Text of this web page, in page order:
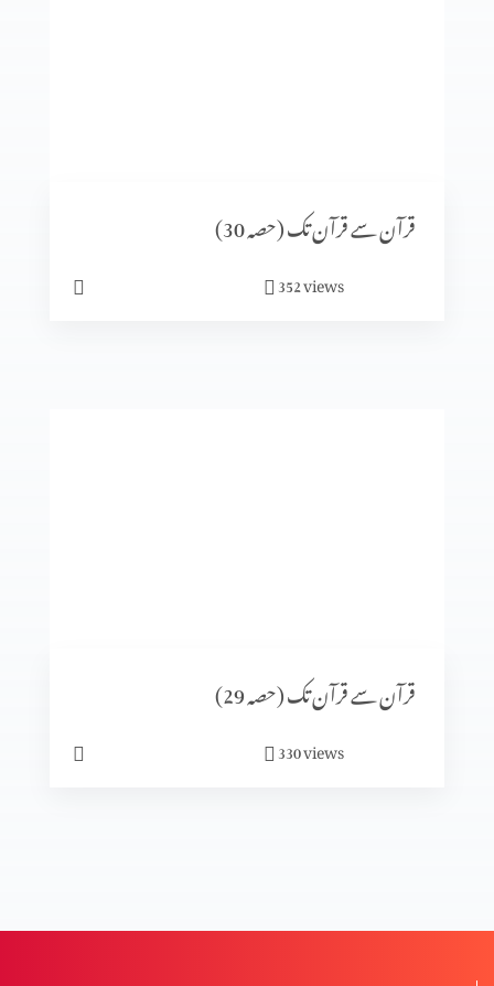
قرآن سے قرآن تک (حصہ10)
قرآن سے قرآن تک (حصہ 6)
مسلہ حلال اور حرام (حصہ 8)
قرآن سے قرآن تک (حصہ 30)
352views
قرآن سے قرآن تک (حصہ 29)
330views